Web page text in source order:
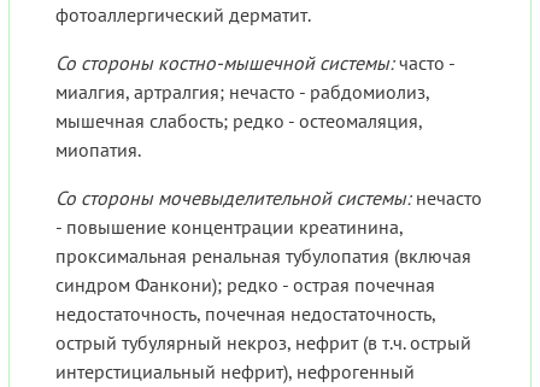
фотоаллергический дерматит.
Со стороны костно-мышечной системы:часто -
миалгия, артралгия; нечасто - рабдомиолиз,
мышечная слабость; редко - остеомаляция,
миопатия.
Со стороны мочевыделительной системы:нечасто
- повышение концентрации креатинина,
проксимальная ренальная тубулопатия (включая
синдром Фанкони); редко - острая почечная
недостаточность, почечная недостаточность,
острый тубулярный некроз, нефрит (в т.ч. острый
интерстициальный нефрит), нефрогенный